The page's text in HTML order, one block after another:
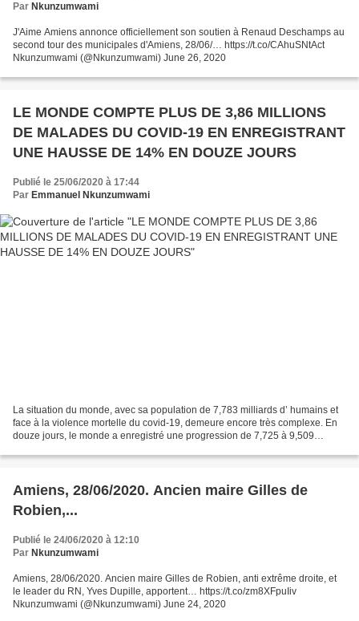
Par Nkunzumwami
J'Aime Amiens annonce officiellement son soutien à Renaud Deschamps au
second tour des municipales d'Amiens, 28/06/… https://t.co/CAhuSNtAct
Nkunzumwami (@Nkunzumwami) June 26, 2020
LE MONDE COMPTE PLUS DE 3,86 MILLIONS
DE MALADES DU COVID-19 EN ENREGISTRANT
UNE HAUSSE DE 14% EN DOUZE JOURS
Publié le 25/06/2020 à 17:44
Par Emmanuel Nkunzumwami
La situation du monde, avec sa population de 7,783 milliards d’ humains et
face à la violence mortelle du covid-19, demeure encore très complexe. En
douze jours, le monde a enregistré une progression de 7,725 à 9,509
Amiens, 28/06/2020. Ancien maire Gilles de
Robien,...
Publié le 24/06/2020 à 12:10
Par Nkunzumwami
Amiens, 28/06/2020. Ancien maire Gilles de Robien, anti extrême droite, et
le leader du RN, Yves Dupille, apportent… https://t.co/zm8XFpuIiv
Nkunzumwami (@Nkunzumwami) June 24, 2020